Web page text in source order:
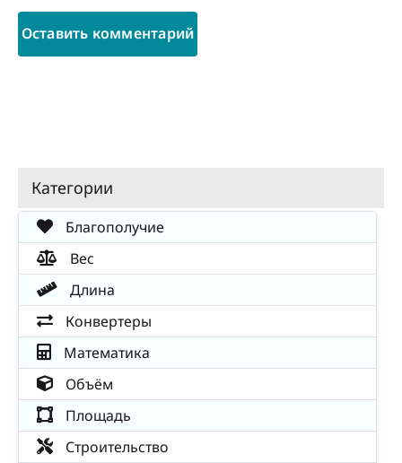
Категории
Благополучие
Вес
Длина
Конвертеры
Математика
Объём
Площадь
Строительство